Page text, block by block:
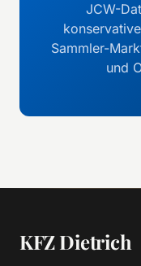
JCW-
Sammler-
und
KFZ Dietrich